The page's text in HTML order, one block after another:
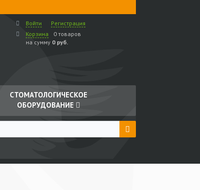
Войти
Регистрация
Корзина
0 товаров
на сумму 0 руб.
СТОМАТОЛОГИЧЕСКОЕ
ОБОРУДОВАНИЕ